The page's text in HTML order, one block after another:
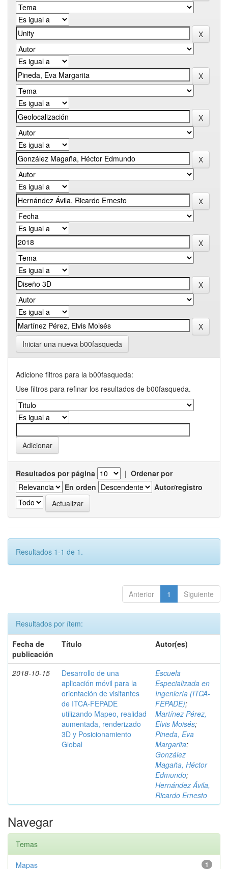
Iniciar una nueva b00fasqueda
Adicione filtros para la b00fasqueda:
Use filtros para refinar los resultados de b00fasqueda.
Resultados por página | Ordenar por
En orden
Autor/registro
Resultados 1-1 de 1.
Anterior 1 Siguiente
Resultados por ítem:
Fecha de
publicación
Título Autor(es)
2018-10-15
Desarrollo de una
aplicación móvil para la
orientación de visitantes
de ITCA-FEPADE
utilizando Mapeo, realidad
aumentada, renderizado
3D y Posicionamiento
Global
Escuela
Especializada en
Ingeniería (ITCA-
FEPADE);
Martínez Pérez,
Elvis Moisés;
Pineda, Eva
Margarita;
González
Magaña, Héctor
Edmundo;
Hernández Ávila,
Ricardo Ernesto
Navegar
Temas
1
Mapas